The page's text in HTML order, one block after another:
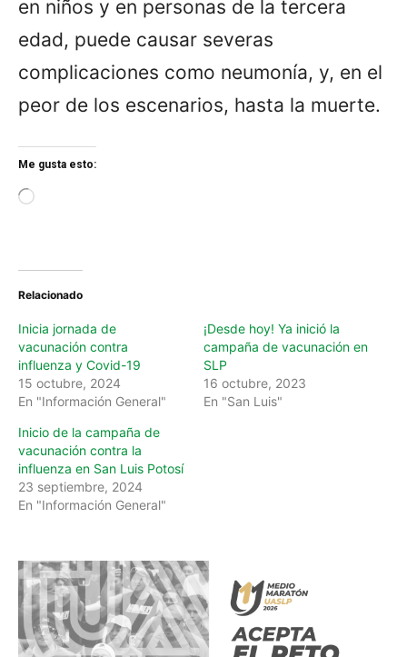
en niños y en personas de la tercera
edad, puede causar severas
complicaciones como neumonía, y, en el
peor de los escenarios, hasta la muerte.
Me gusta esto:
g
Relacionado
Inicia jornada de
vacunación contra
influenza y Covid-19
15 octubre, 2024
En "Información General"
¡Desde hoy! Ya inició la
campaña de vacunación en
SLP
16 octubre, 2023
En "San Luis"
Inicio de la campaña de
vacunación contra la
influenza en San Luis Potosí
23 septiembre, 2024
En "Información General"